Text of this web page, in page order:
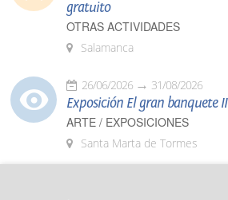
gratuito
OTRAS ACTIVIDADES
Salamanca
26/06/2026 31/08/2026
Exposición El gran banquete II
ARTE / EXPOSICIONES
Santa Marta de Tormes